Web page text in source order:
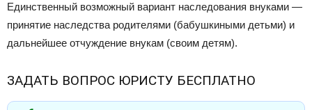
Единственный возможный вариант наследования внуками —
принятие наследства родителями (бабушкиными детьми) и
дальнейшее отчуждение внукам (своим детям).
ЗАДАТЬ ВОПРОС ЮРИСТУ БЕСПЛАТНО